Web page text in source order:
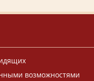
возможностями